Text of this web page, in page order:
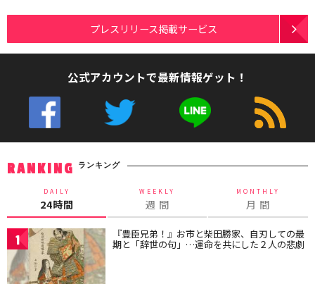
プレスリリース掲載サービス
公式アカウントで最新情報ゲット！
RANKING ランキング
DAILY
24時間
WEEKLY
週 間
MONTHLY
月 間
1 『豊臣兄弟！』お市と柴田勝家、自刃しての最
期と「辞世の句」…運命を共にした２人の悲劇